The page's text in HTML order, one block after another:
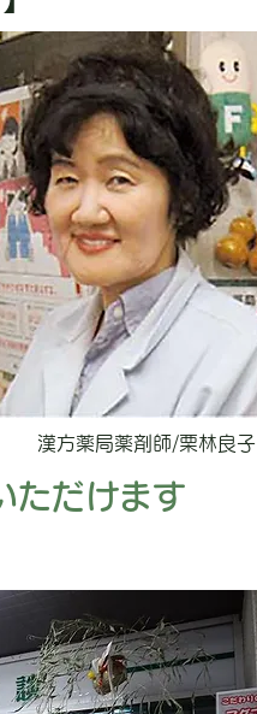
漢方薬局薬剤師/栗林良子
ただけます